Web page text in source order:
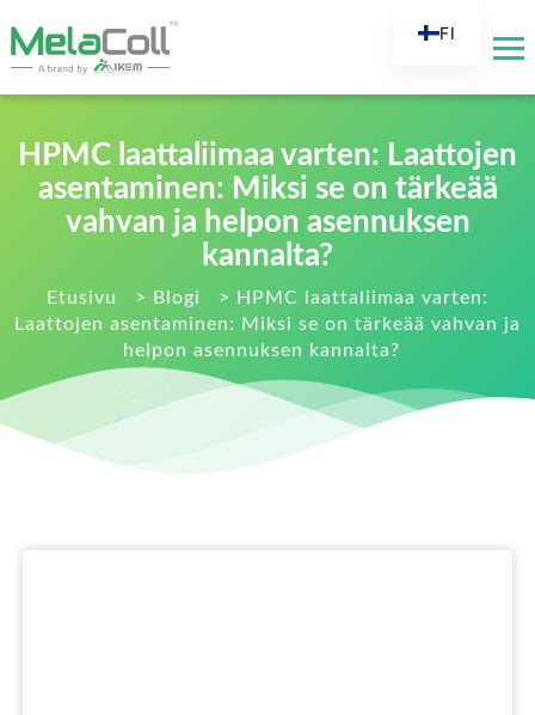
HPMC laattaliimaa varten: Laattojen
asentaminen: Miksi se on tärkeää
vahvan ja helpon asennuksen
kannalta?
Etusivu > Blogi >
HPMC laattaliimaa varten:
Laattojen asentaminen: Miksi se on tärkeää vahvan ja
helpon asennuksen kannalta?
FI
DE
ES
FR
IT
NL